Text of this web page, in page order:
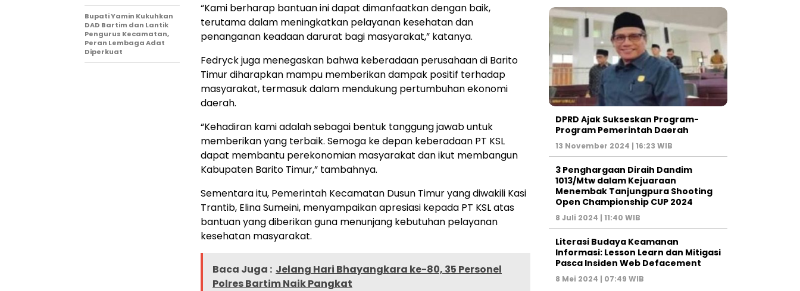
“Kami berharap bantuan ini dapat dimanfaatkan dengan baik,
terutama dalam meningkatkan pelayanan kesehatan dan
penanganan keadaan darurat bagi masyarakat,” katanya.
Fedryck juga menegaskan bahwa keberadaan perusahaan di Barito
Timur diharapkan mampu memberikan dampak positif terhadap
masyarakat, termasuk dalam mendukung pertumbuhan ekonomi
daerah.
“Kehadiran kami adalah sebagai bentuk tanggung jawab untuk
memberikan yang terbaik. Semoga ke depan keberadaan PT KSL
dapat membantu perekonomian masyarakat dan ikut membangun
Kabupaten Barito Timur,” tambahnya.
Sementara itu, Pemerintah Kecamatan Dusun Timur yang diwakili Kasi
Trantib, Elina Sumeini, menyampaikan apresiasi kepada PT KSL atas
bantuan yang diberikan guna menunjang kebutuhan pelayanan
kesehatan masyarakat.
Baca Juga : Jelang Hari Bhayangkara ke-80, 35 Personel
Polres Bartim Naik Pangkat
Bupati Yamin Kukuhkan
DAD Bartim dan Lantik
Pengurus Kecamatan,
Peran Lembaga Adat
Diperkuat
DPRD Ajak Sukseskan Program-
Program Pemerintah Daerah
13 November 2024 | 16:23 WIB
3 Penghargaan Diraih Dandim
1013/Mtw dalam Kejuaraan
Menembak Tanjungpura Shooting
Open Championship CUP 2024
8 Juli 2024 | 11:40 WIB
Literasi Budaya Keamanan
Informasi: Lesson Learn dan Mitigasi
Pasca Insiden Web Defacement
8 Mei 2024 | 07:49 WIB